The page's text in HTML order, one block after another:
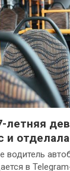
летняя
и
водитель
в